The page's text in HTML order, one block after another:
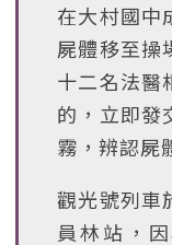
在大村國中
屍體移至操
十二名法醫
的，立即發
霧，辨認屍
觀光號列車
員林站，